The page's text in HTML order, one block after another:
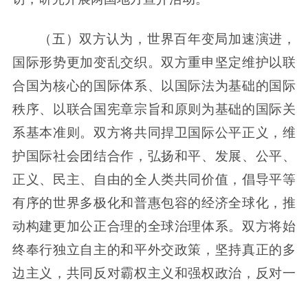
（五）双方认为，世界百年变局加速演进，
国际形势更加变乱交织。双方重申坚定维护以联
合国为核心的国际体系、以国际法为基础的国际
秩序、以联合国宪章宗旨和原则为基础的国际关
系基本准则。双方将共同捍卫国际公平正义，维
护国际社会团结合作，弘扬和平、发展、公平、
正义、民主、自由的全人类共同价值，倡导平等
有序的世界多极化和普惠包容的经济全球化，推
动构建更加公正合理的全球治理体系。双方将始
终奉行独立自主的和平外交政策，坚持真正的多
边主义，共同反对霸权主义和强权政治，反对一